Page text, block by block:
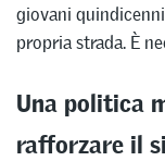
giovani
propria strada. È
Una politica
rafforzare il